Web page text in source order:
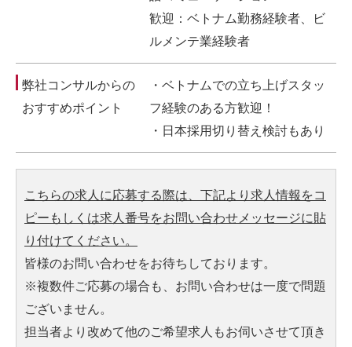
歓迎：ベトナム勤務経験者、ビ
ルメンテ業経験者
弊社コンサルからの
おすすめポイント
・ベトナムでの立ち上げスタッ
フ経験のある方歓迎！
・日本採用切り替え検討もあり
こちらの求人に応募する際は、下記より求人情報をコ
ピーもしくは求人番号をお問い合わせメッセージに貼
り付けてください。
皆様のお問い合わせをお待ちしております。
※複数件ご応募の場合も、お問い合わせは一度で問題
ございません。
担当者より改めて他のご希望求人もお伺いさせて頂き